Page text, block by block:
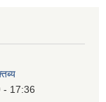
- 17:36